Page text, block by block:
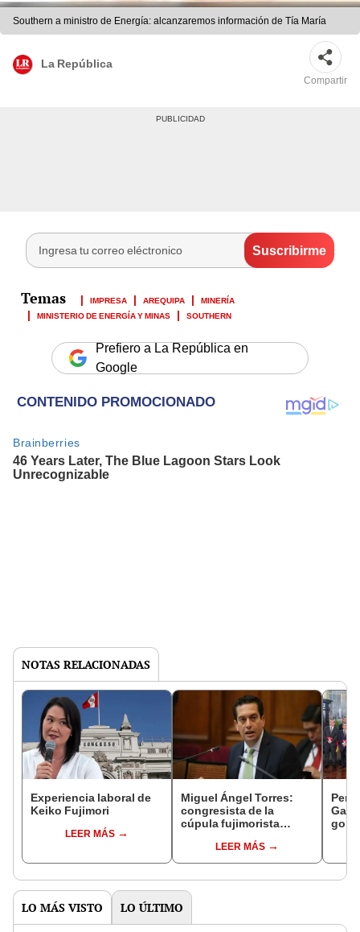
Southern a ministro de Energía: alcanzaremos información de Tía María
La República
Compartir
IMPRESA AREQUIPA
MINERÍA
MINISTERIO DE ENERGÍA Y MINAS
SOUTHERN
Prefiero a La República en
Google
NOTAS RELACIONADAS
Experiencia laboral de
Keiko Fujimori
LEER MÁS
Miguel Ángel Torres:
congresista de la
cúpula fujimorista
del SenadoLEER MÁS
LO MÁS VISTO LO ÚLTIMO